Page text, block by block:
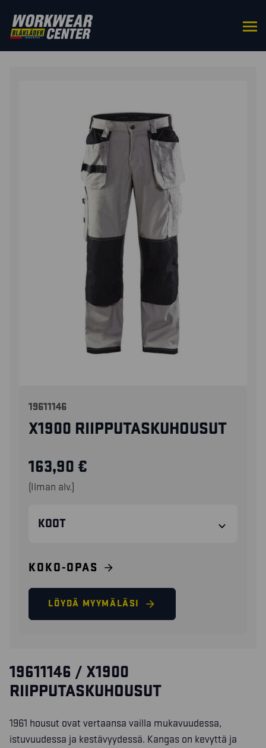
ETUSIVU/ALAOSAT
19611146
X1900 RIIPPUTASKUHOUSUT
163,90 €
(Ilman alv.)
KOOT
KOKO-OPAS
LÖYDÄ MYYMÄLÄSI
19611146 / X1900
RIIPPUTASKUHOUSUT
1961 housut ovat vertaansa vailla mukavuudessa,
istuvuudessa ja kestävyydessä. Kangas on kevyttä ja